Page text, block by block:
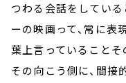
つわる会話をしている
ーの映画って、常に表
葉上言っていることそ
その向こう側に、間